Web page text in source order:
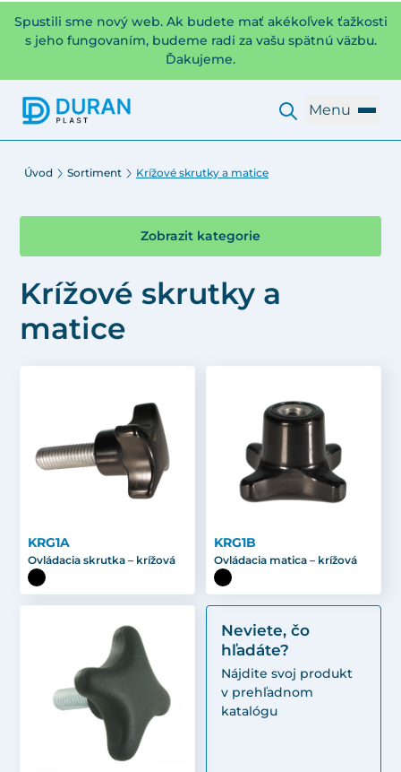
Spustili sme nový web. Ak budete mať akékoľvek ťažkosti
s jeho fungovaním, budeme radi za vašu spätnú väzbu.
Ďakujeme.
Menu
Úvod Sortiment Krížové skrutky a matice
Zobrazit kategorie
Krížové skrutky a
matice
KRG1A
Ovládacia skrutka – krížová
KRG1B
Ovládacia matica – krížová
Neviete, čo
hľadáte?
Nájdite svoj produkt
v prehľadnom
katalógu